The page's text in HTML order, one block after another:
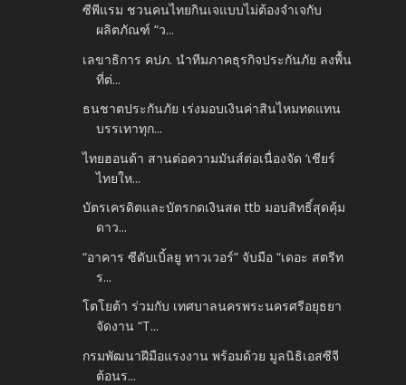
ซีพีแรม ชวนคนไทยกินเจแบบไม่ต้องจำเจกับ
ผลิตภัณฑ์ “ว...
เลขาธิการ คปภ. นำทีมภาคธุรกิจประกันภัย ลงพื้น
ที่ต่...
ธนชาตประกันภัย เร่งมอบเงินค่าสินไหมทดแทน
บรรเทาทุก...
ไทยฮอนด้า สานต่อความมันส์ต่อเนื่องจัด ‘เชียร์
ไทยให...
บัตรเครดิตและบัตรกดเงินสด ttb มอบสิทธิ์สุดคุ้ม
ดาว...
“อาคาร ซีดับเบิ้ลยู ทาวเวอร์” จับมือ “เดอะ สตรีท
ร...
โตโยต้า ร่วมกับ เทศบาลนครพระนครศรีอยุธยา
จัดงาน “T...
กรมพัฒนาฝีมือแรงงาน พร้อมด้วย มูลนิธิเอสซีจี
ต้อนร...